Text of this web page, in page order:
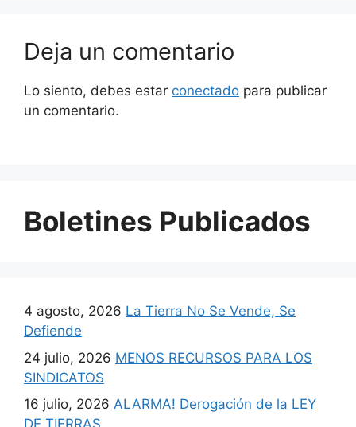
Deja un comentario
Lo siento, debes estar conectado para publicar
un comentario.
Boletines Publicados
4 agosto, 2026 La Tierra No Se Vende, Se
Defiende
24 julio, 2026 MENOS RECURSOS PARA LOS
SINDICATOS
16 julio, 2026 ALARMA! Derogación de la LEY